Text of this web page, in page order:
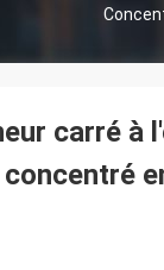
carré à